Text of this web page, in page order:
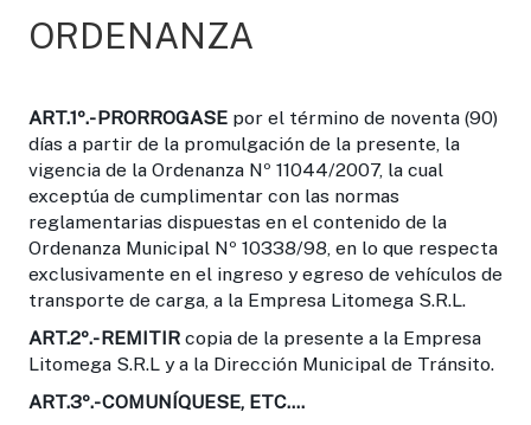
ORDENANZA
ART.1º.-PRORROGASE por el término de noventa (90)
días a partir de la promulgación de la presente, la
vigencia de la Ordenanza Nº 11044/2007, la cual
exceptúa de cumplimentar con las normas
reglamentarias dispuestas en el contenido de la
Ordenanza Municipal Nº 10338/98, en lo que respecta
exclusivamente en el ingreso y egreso de vehículos de
transporte de carga, a la Empresa Litomega S.R.L.
ART.2º.-REMITIR copia de la presente a la Empresa
Litomega S.R.L y a la Dirección Municipal de Tránsito.
ART.3º.-COMUNÍQUESE, ETC....